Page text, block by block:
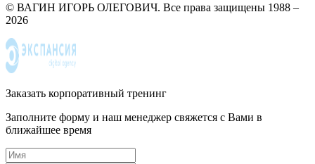
© ВАГИН ИГОРЬ ОЛЕГОВИЧ. Все права защищены 1988 –
2026
Заказать корпоративный тренинг
Заполните форму и наш менеджер свяжется с Вами в
ближайшее время